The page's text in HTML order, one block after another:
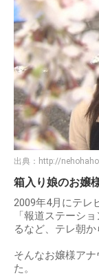
出典： http://
箱入り娘のお嬢
2009年4月にテレ
「報道ステーシ
るなど、テレ朝か
そんなお嬢様ア
た。